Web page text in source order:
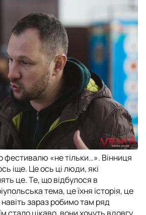
фестивалю «не тільки…». Вінниця
іще. Це ось ці люди, які
це. Те, що відбулося в
тема, це їхня історія, це
зараз робимо там ряд